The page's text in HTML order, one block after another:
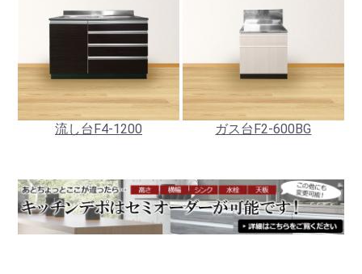
流し台F4-1200 ガス台F2-600BG